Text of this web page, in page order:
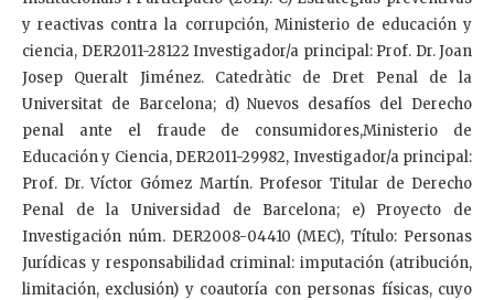
y reactivas contra la corrupción, Ministerio de educación y
ciencia, DER2011-28122 Investigador/a principal: Prof. Dr. Joan
Josep Queralt Jiménez. Catedràtic de Dret Penal de la
Universitat de Barcelona; d) Nuevos desafíos del Derecho
penal ante el fraude de consumidores,Ministerio de
Educación y Ciencia, DER2011-29982, Investigador/a principal:
Prof. Dr. Víctor Gómez Martín. Profesor Titular de Derecho
Penal de la Universidad de Barcelona; e) Proyecto de
Investigación núm. DER2008-04410 (MEC), Título: Personas
Jurídicas y responsabilidad criminal: imputación (atribución,
limitación, exclusión) y coautoría con personas físicas, cuyo